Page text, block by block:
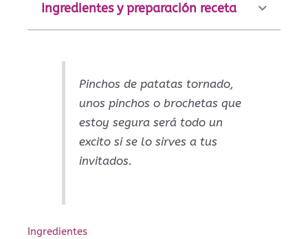
Ingredientes y preparación receta
Pinchos de patatas tornado,
unos pinchos o brochetas que
estoy segura será todo un
excito si se lo sirves a tus
invitados.
Ingredientes